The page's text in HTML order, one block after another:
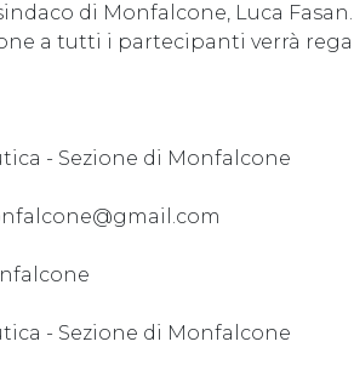
di Monfalcone, Luca Fasan.
a tutti i partecipanti verrà
- Sezione di Monfalcone
- Sezione di Monfalcone